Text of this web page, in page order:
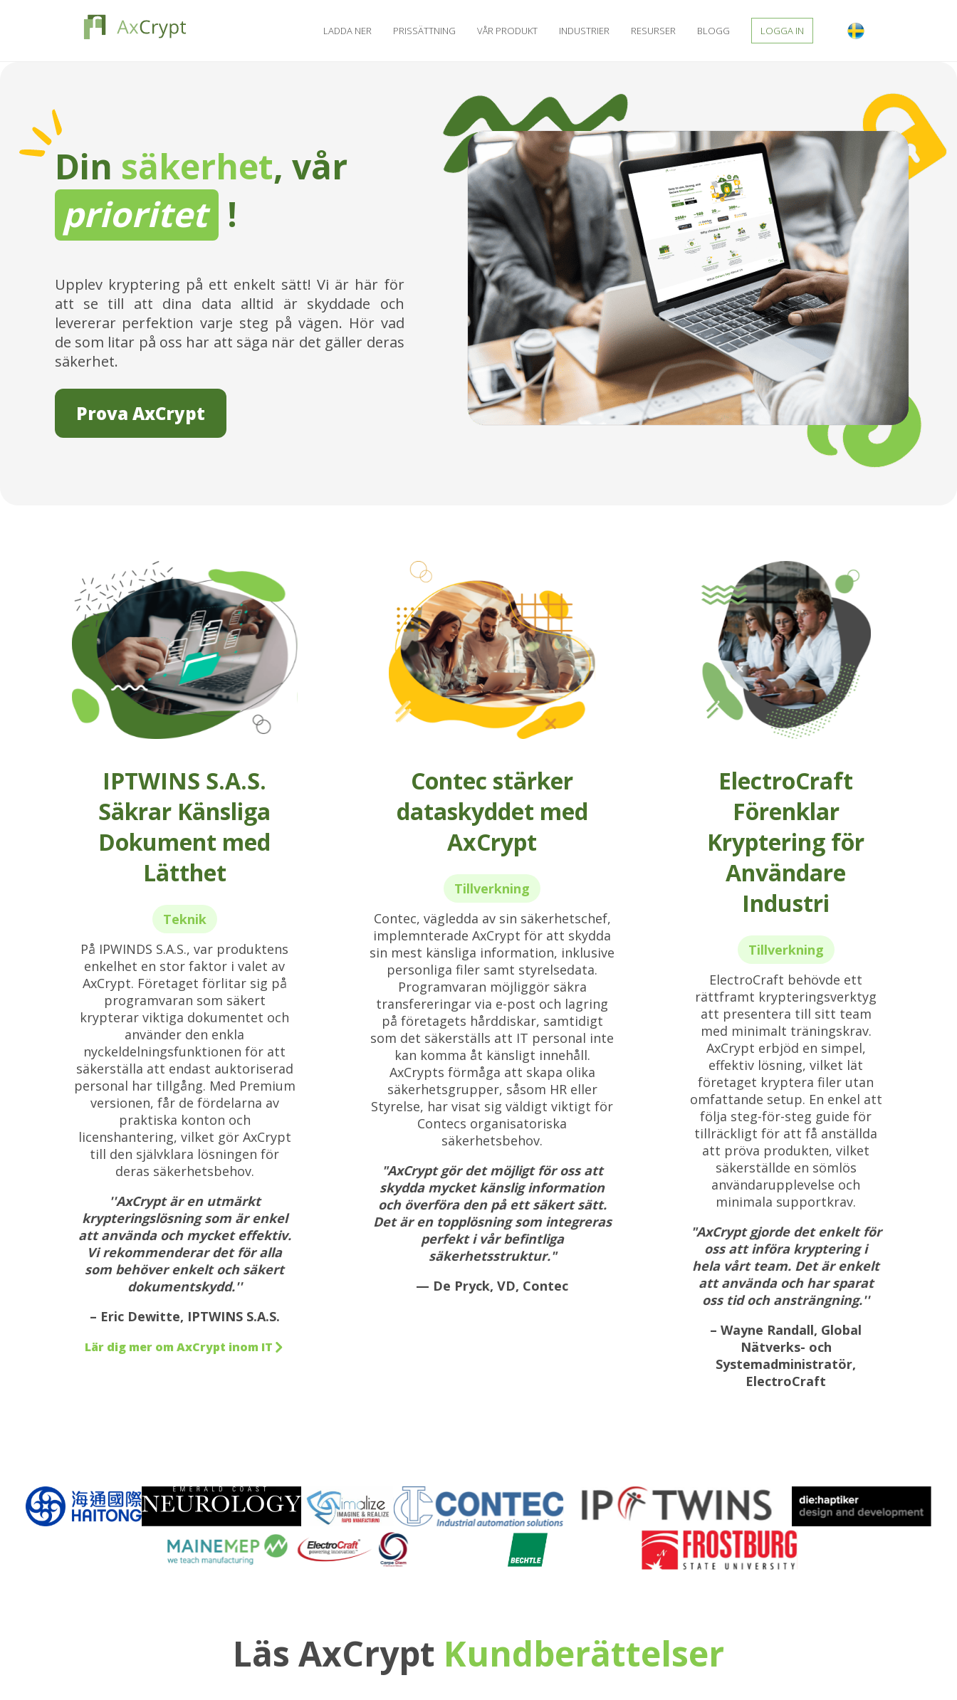
LADDA NER PRISSÄTTNING VÅR PRODUKT INDUSTRIER RESURSER BLOGG LOGGA IN
Din säkerhet, vår
prioritet !
Upplev kryptering på ett enkelt sätt! Vi är här för
att se till att dina data alltid är skyddade och
levererar perfektion varje steg på vägen. Hör vad
de som litar på oss har att säga när det gäller deras
säkerhet.
Prova AxCrypt
IPTWINS S.A.S.
Säkrar Känsliga
Dokument med
Lätthet
Teknik
På IPWINDS S.A.S., var produktens
enkelhet en stor faktor i valet av
AxCrypt. Företaget förlitar sig på
programvaran som säkert
krypterar viktiga dokumentet och
använder den enkla
nyckeldelningsfunktionen för att
säkerställa att endast auktoriserad
personal har tillgång. Med Premium
versionen, får de fördelarna av
praktiska konton och
licenshantering, vilket gör AxCrypt
till den självklara lösningen för
deras säkerhetsbehov.
''AxCrypt är en utmärkt
krypteringslösning som är enkel
att använda och mycket effektiv.
Vi rekommenderar det för alla
som behöver enkelt och säkert
dokumentskydd.''
– Eric Dewitte, IPTWINS S.A.S.
Lär dig mer om AxCrypt inom IT
Contec stärker
dataskyddet med
AxCrypt
Tillverkning
Contec, vägledda av sin säkerhetschef,
implemnterade AxCrypt för att skydda
sin mest känsliga information, inklusive
personliga filer samt styrelsedata.
Programvaran möjliggör säkra
transfereringar via e-post och lagring
på företagets hårddiskar, samtidigt
som det säkerställs att IT personal inte
kan komma åt känsligt innehåll.
AxCrypts förmåga att skapa olika
säkerhetsgrupper, såsom HR eller
Styrelse, har visat sig väldigt viktigt för
Contecs organisatoriska
säkerhetsbehov.
"AxCrypt gör det möjligt för oss att
skydda mycket känslig information
och överföra den på ett säkert sätt.
Det är en topplösning som integreras
perfekt i vår befintliga
säkerhetsstruktur."
— De Pryck, VD, Contec
ElectroCraft
Förenklar
Kryptering för
Användare
Industri
Tillverkning
ElectroCraft behövde ett
rättframt krypteringsverktyg
att presentera till sitt team
med minimalt träningskrav.
AxCrypt erbjöd en simpel,
effektiv lösning, vilket lät
företaget kryptera filer utan
omfattande setup. En enkel att
följa steg-för-steg guide för
tillräckligt för att få anställda
att pröva produkten, vilket
säkerställde en sömlös
användarupplevelse och
minimala supportkrav.
"AxCrypt gjorde det enkelt för
oss att införa kryptering i
hela vårt team. Det är enkelt
att använda och har sparat
oss tid och ansträngning.''
– Wayne Randall, Global
Nätverks- och
Systemadministratör,
ElectroCraft
Läs AxCrypt Kundberättelser